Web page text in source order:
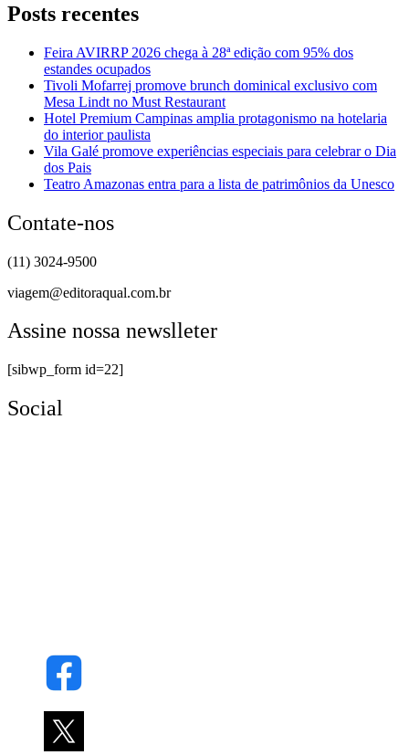
Posts recentes
Feira AVIRRP 2026 chega à 28ª edição com 95% dos
estandes ocupados
Tivoli Mofarrej promove brunch dominical exclusivo com
Mesa Lindt no Must Restaurant
Hotel Premium Campinas amplia protagonismo na hotelaria
do interior paulista
Vila Galé promove experiências especiais para celebrar o Dia
dos Pais
Teatro Amazonas entra para a lista de patrimônios da Unesco
Contate-nos
(11) 3024-9500
viagem@editoraqual.com.br
Assine nossa newslleter
[sibwp_form id=22]
Social